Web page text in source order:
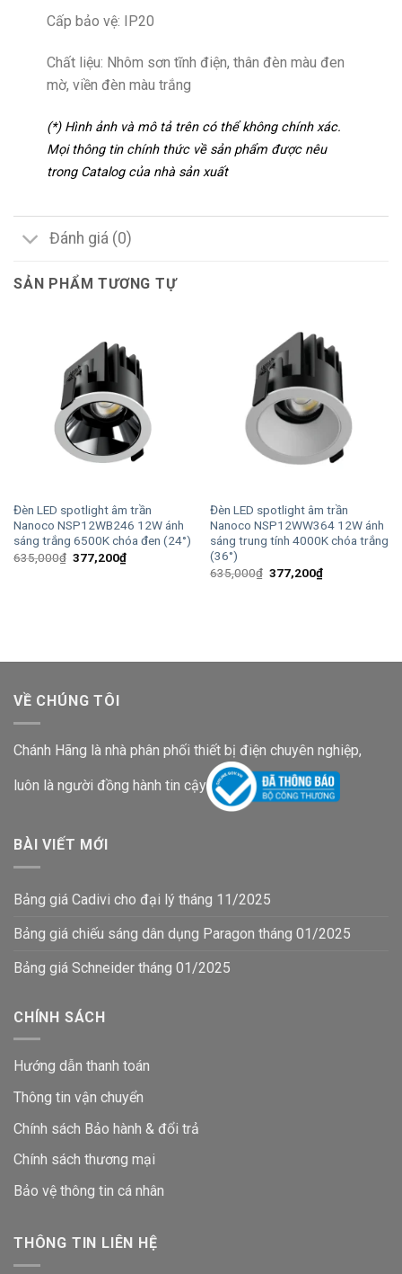
Cấp bảo vệ: IP20
Chất liệu: Nhôm sơn tĩnh điện, thân đèn màu đen
mờ, viền đèn màu trắng
(*) Hình ảnh và mô tả trên có thể không chính xác.
Mọi thông tin chính thức về sản phẩm được nêu
trong Catalog của nhà sản xuất
Đánh giá (0)
SẢN PHẨM TƯƠNG TỰ
Đèn LED spotlight âm trần
Nanoco NSP12WB246 12W ánh
sáng trắng 6500K chóa đen (24°)
635,000₫ Giá
377,200₫Giá
hiện
Đèn LED spotlight âm trần
Nanoco NSP12WW364 12W ánh
sáng trung tính 4000K chóa trắng
(36°)
635,000₫ Giá
377,200₫Giá
hiện
VỀ CHÚNG TÔI
Chánh Hãng là nhà phân phối thiết bị điện chuyên nghiệp,
luôn là người đồng hành tin cậy
BÀI VIẾT MỚI
Bảng giá Cadivi cho đại lý tháng 11/2025
Bảng giá chiếu sáng dân dụng Paragon tháng 01/2025
Bảng giá Schneider tháng 01/2025
CHÍNH SÁCH
Hướng dẫn thanh toán
Thông tin vận chuyển
Chính sách Bảo hành & đổi trả
Chính sách thương mại
Bảo vệ thông tin cá nhân
THÔNG TIN LIÊN HỆ